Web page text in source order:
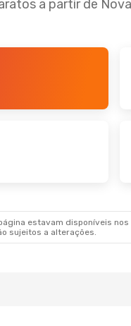
a partir de
estavam disponíveis
sujeitos a alterações.